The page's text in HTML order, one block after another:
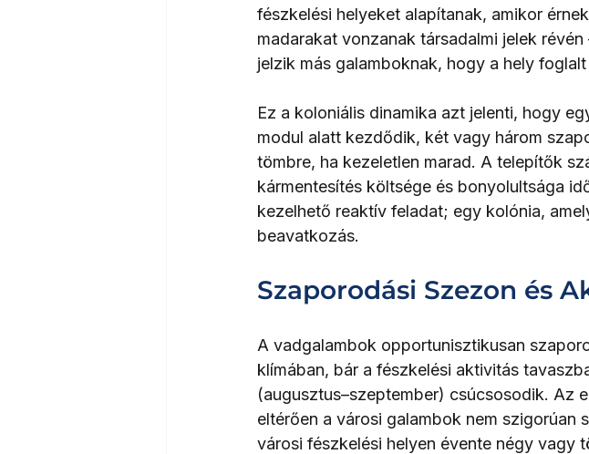
fészkelési helyeket alapítanak, amikor
madarakat vonzanak társadalmi jelek
jelzik más galamboknak, hogy a hely
Ez a koloniális dinamika azt jelenti, hogy
modul alatt kezdődik, két vagy három
tömbre, ha kezeletlen marad. A telepítők
kármentesítés költsége és bonyolultsága
kezelhető reaktív feladat; egy kolónia,
beavatkozás.
Szaporodási Szezon és
A vadgalambok opportunisztikusan
klímában, bár a fészkelési aktivitás
(augusztus–szeptember) csúcsosodik. Az
eltérően a városi galambok nem
városi fészkelési helyen évente négy vagy